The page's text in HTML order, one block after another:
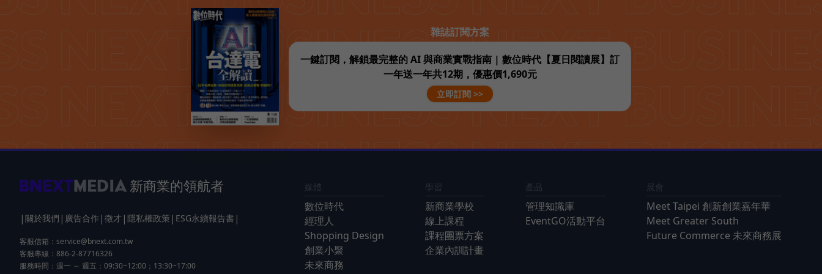
雜誌訂閱方案
一鍵訂閱，解鎖最完整的 AI 與商業實戰指南 | 數位時代【夏日閱讀展】訂
一年送一年共12期，優惠價1,690元
立即訂閱 >>
新商業的領航者
| 關於我們 | 廣告合作 | 徵才 | 隱私權政策 | ESG永續報告書 |
客服信箱： service@bnext.com.tw
客服專線：886-2-87716326
服務時間：週一 ～ 週五：09:30~12:00；13:30~17:00
媒體
數位時代
經理人
Shopping Design
創業小聚
未來商務
學習
新商業學校
線上課程
課程團票方案
企業內訓計畫
產品
管理知識庫
EventGO活動平台
展會
Meet Taipei 創新創業嘉年華
Meet Greater South
Future Commerce 未來商務展